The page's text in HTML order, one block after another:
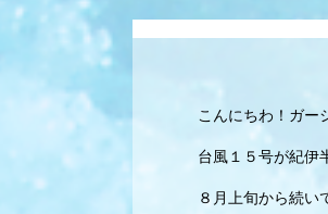
こんにちわ！ガー
台風１５号が紀伊
８月上旬から続い